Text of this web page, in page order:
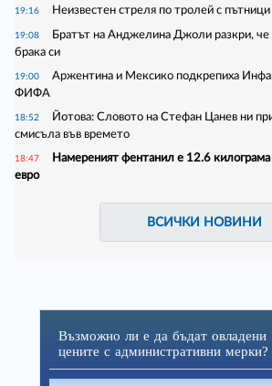
19:16 Неизвестен стреля по тролей с
19:08
Братът на Анджелина Джоли разкри, че
брака си
19:00
Аржентина и Мексико подкрепиха
ФИФА
18:52
Йотова: Словото на Стефан Цанев ни
смисъла във времето
18:47
Намереният фентанил е 12.6
евро
ВСИЧКИ НОВИНИ